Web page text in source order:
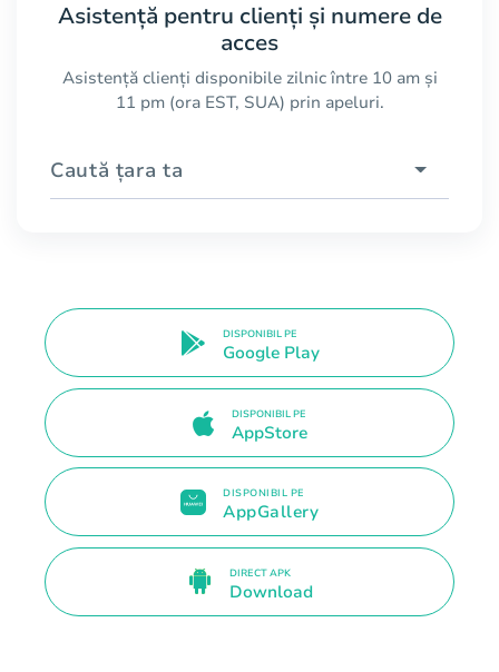
Asistență pentru clienți și numere de
acces
Asistență clienți disponibile zilnic între 10 am și
11 pm (ora EST, SUA) prin apeluri.
Caută țara ta
DISPONIBIL PE
Google Play
DISPONIBIL PE
AppStore
DISPONIBIL PE
AppGallery
DIRECT APK
Download